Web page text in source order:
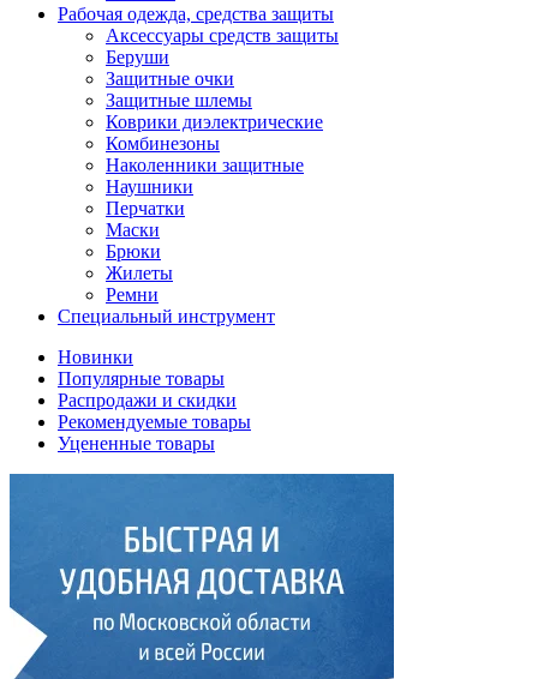
Рабочая одежда, средства защиты
Аксессуары средств защиты
Беруши
Защитные очки
Защитные шлемы
Коврики диэлектрические
Комбинезоны
Наколенники защитные
Наушники
Перчатки
Маски
Брюки
Жилеты
Ремни
Специальный инструмент
Новинки
Популярные товары
Распродажи и скидки
Рекомендуемые товары
Уцененные товары